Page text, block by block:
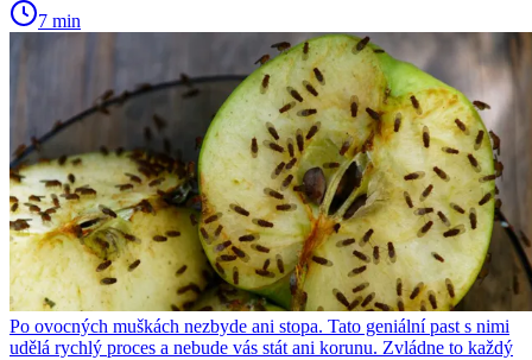
7 min
Po ovocných muškách nezbyde ani stopa. Tato geniální past s nimi
udělá rychlý proces a nebude vás stát ani korunu. Zvládne to každý